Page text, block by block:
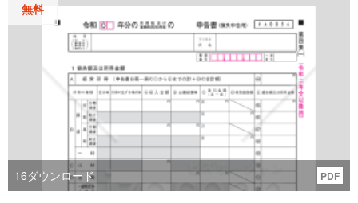
無料
16ダウンロード PDF